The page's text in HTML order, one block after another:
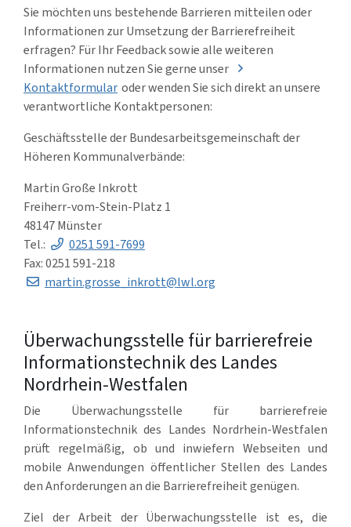
Sie möchten uns bestehende Barrieren mitteilen oder
Informationen zur Umsetzung der Barrierefreiheit
erfragen? Für Ihr Feedback sowie alle weiteren
Informationen nutzen Sie gerne unser
Kontaktformular oder wenden Sie sich direkt an unsere
verantwortliche Kontaktpersonen:
Geschäftsstelle der Bundesarbeitsgemeinschaft der
Höheren Kommunalverbände:
Martin Große Inkrott
Freiherr-vom-Stein-Platz 1
48147 Münster
Tel.:
0251 591-7699
Fax: 0251 591-218
martin.grosse_inkrott@lwl.org
Überwachungsstelle für barrierefreie
Informationstechnik des Landes
Nordrhein-Westfalen
Die Überwachungsstelle für barrierefreie
Informationstechnik des Landes Nordrhein-Westfalen
prüft regelmäßig, ob und inwiefern Webseiten und
mobile Anwendungen öffentlicher Stellen des Landes
den Anforderungen an die Barrierefreiheit genügen.
Ziel der Arbeit der Überwachungsstelle ist es, die